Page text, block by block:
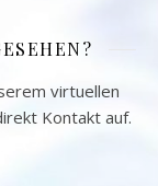
virtuellen
Kontakt auf.